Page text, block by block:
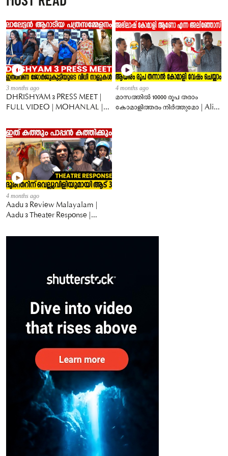
3 months ago
DHRISHYAM 3 PRESS MEET |
FULL VIDEO | MOHANLAL |
PERUMBAVOOR
4 months ago
മാസത്തിൽ 10000 രൂപ തരാം
കോമാളിത്തരം നിർത്തുമോ | Alin
4 months ago
Aadu 3 Review Malayalam |
Aadu 3 Theater Response |
Thomas